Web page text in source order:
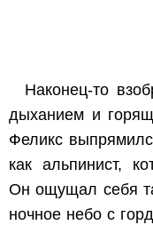
Наконец-то
дыханием и
Феликс
как альпинист,
Он ощущал себя
ночное небо с